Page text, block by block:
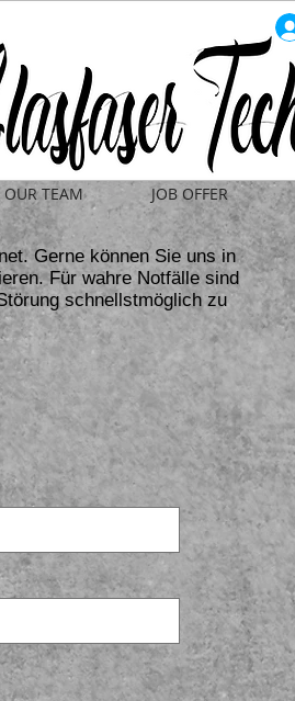
Gerne können Sie uns in
Für wahre Notfälle sind
schnellstmöglich zu
OUR TEAM JOB OFFER